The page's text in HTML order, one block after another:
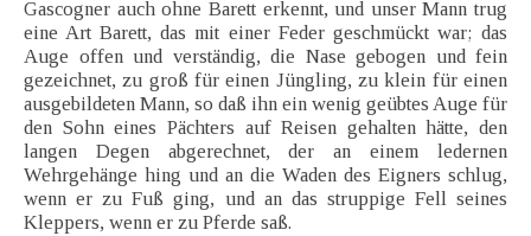
Gascogner auch ohne Barett erkennt, und unser Mann trug
eine Art Barett, das mit einer Feder geschmückt war; das
Auge offen und verständig, die Nase gebogen und fein
gezeichnet, zu groß für einen Jüngling, zu klein für einen
ausgebildeten Mann, so daß ihn ein wenig geübtes Auge für
den Sohn eines Pächters auf Reisen gehalten hätte, den
langen Degen abgerechnet, der an einem ledernen
Wehrgehänge hing und an die Waden des Eigners schlug,
wenn er zu Fuß ging, und an das struppige Fell seines
Kleppers, wenn er zu Pferde saß.